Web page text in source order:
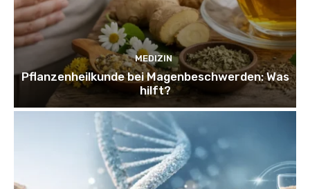
MEDIZIN
Pflanzenheilkunde bei Magenbeschwerden: Was
hilft?